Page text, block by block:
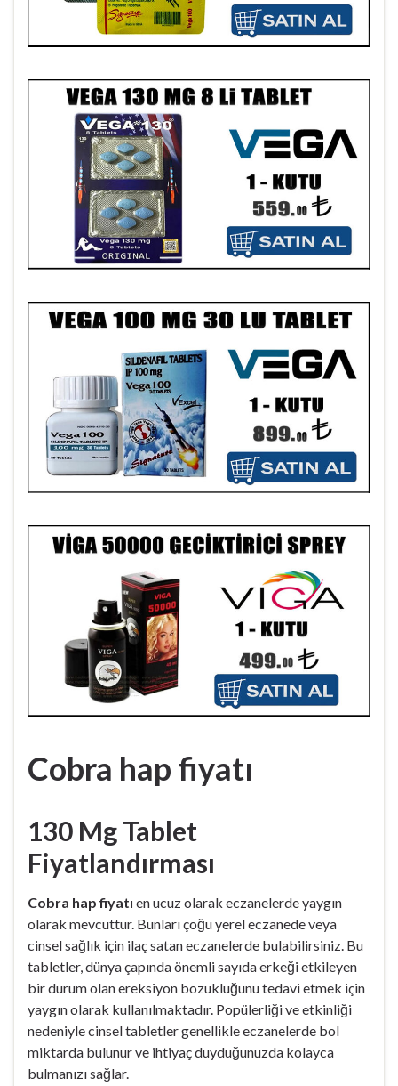
Cobra hap fiyatı
130 Mg Tablet
Fiyatlandırması
Cobra hap fiyatı en ucuz olarak eczanelerde yaygın
olarak mevcuttur. Bunları çoğu yerel eczanede veya
cinsel sağlık için ilaç satan eczanelerde bulabilirsiniz. Bu
tabletler, dünya çapında önemli sayıda erkeği etkileyen
bir durum olan ereksiyon bozukluğunu tedavi etmek için
yaygın olarak kullanılmaktadır. Popülerliği ve etkinliği
nedeniyle cinsel tabletler genellikle eczanelerde bol
miktarda bulunur ve ihtiyaç duyduğunuzda kolayca
bulmanızı sağlar.